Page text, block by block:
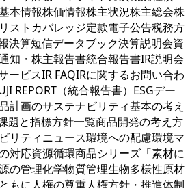
本情報株価情報株主状況株主総会株
ストカバレッジ定款電子公告税務方
決算短信データブック決算説明会資
知・株主報告書統合報告書IR説明会
ービスIR FAQIRに関するお問い合わ
REPORT（統合報告書）ESGデー
計画のサステナビリティ基本の考え
題と指標方針一覧商品開発の考え方
リティニュース環境への配慮環境マ
対応資源循環商品シリーズ「素材に
の管理化学物質管理生物多様性原材
もに人権の尊重人権方針・推進体制